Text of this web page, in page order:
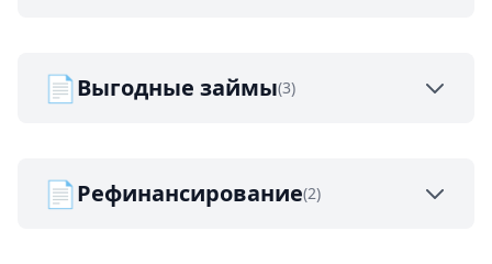
📄Выгодные займы(3)
📄Рефинансирование(2)